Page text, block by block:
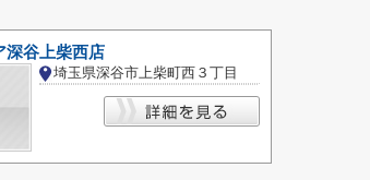
深谷上柴西店
埼玉県深谷市上柴町西３丁目